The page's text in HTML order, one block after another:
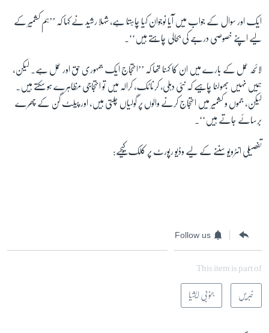
ایک اور سوال کے جواب میں آیا نوجوان کیا چاہتا ہے، شہلا رشید نے کہا کہ ’’ہم کشمیر کے
لیے اپنے خصوصی درجے کی بحالی چاہتے ہیں‘‘۔
لائحہ عمل کے بارے میں ان کا کہنا تھا کہ ’’احتجاج ایک جمہوری حق اور عمل ہے۔ لیکن،
ہمیں نہیں بھولنا چاہیے کہ نئی دہلی، کرناٹک، کرالہ میں تو احتجاجی مظاہرے ہو سکتے ہیں۔
لیکن، جموں و کشمیر میں احتجاج کرنے والوں پر گولیاں چلتی ہیں، اور پیلٹ گن کے چھَرے
برسائے جاتے ہیں‘‘۔
تفصیلی انٹرویو سننے کے لیے وڈیو رپورٹ پر کلک کیجیے:
Follow us
This item is part of
خبریں جنوبی ایشیا